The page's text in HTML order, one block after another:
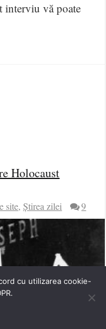
interviu vă poate
Holocaust
site,Știrea zilei 9
cu utilizarea cookie-